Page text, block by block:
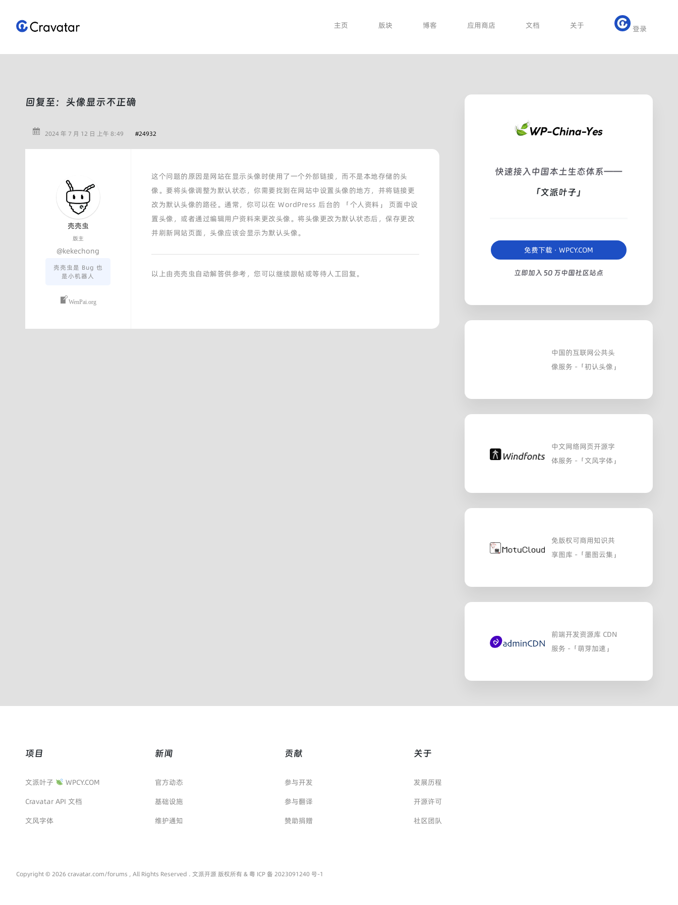
主页 版块 博客 应用商店 文档 关于 登录
回复至：头像显示不正确
2024 年 7 月 12 日 上午 8:49 #24932
壳壳虫
版主
@kekechong
壳壳虫是 Bug 也
是小机器人
WenPai.org
这个问题的原因是网站在显示头像时使用了一个外部链接，而不是本地存储的头
像。要将头像调整为默认状态，你需要找到在网站中设置头像的地方，并将链接更
改为默认头像的路径。通常，你可以在 WordPress 后台的 「个人资料」 页面中设
置头像，或者通过编辑用户资料来更改头像。将头像更改为默认状态后，保存更改
并刷新网站页面，头像应该会显示为默认头像。
以上由壳壳虫自动解答供参考，您可以继续跟帖或等待人工回复。
快速接入中国本土生态体系——
「文派叶子」
免费下载 · WPCY.COM
立即加入 50 万中国社区站点
中国的互联网公共头
像服务 -「初认头像」
中文网络网页开源字
体服务 -「文风字体」
免版权可商用知识共
享图库 -「墨图云集」
前端开发资源库 CDN
服务 -「萌芽加速」
项目
文派叶子
WPCY.COM
Cravatar API 文档
文风字体
新闻
官方动态
基础设施
维护通知
贡献
参与开发
参与翻译
赞助捐赠
关于
发展历程
开源许可
社区团队
Copyright © 2026 cravatar.com/forums , All Rights Reserved . 文派开源 版权所有 &粤 ICP 备 2023091240 号-1